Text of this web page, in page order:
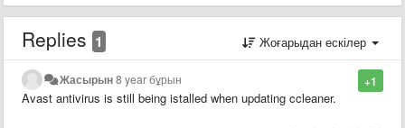
Replies 1 Жоғарыдан ескілер
+1
Жасырын8 year бұрын
Avast antivirus is still being istalled when updating ccleaner.